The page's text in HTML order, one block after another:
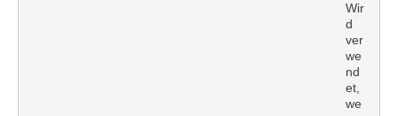
Wir
d
ver
we
nd
et,
we